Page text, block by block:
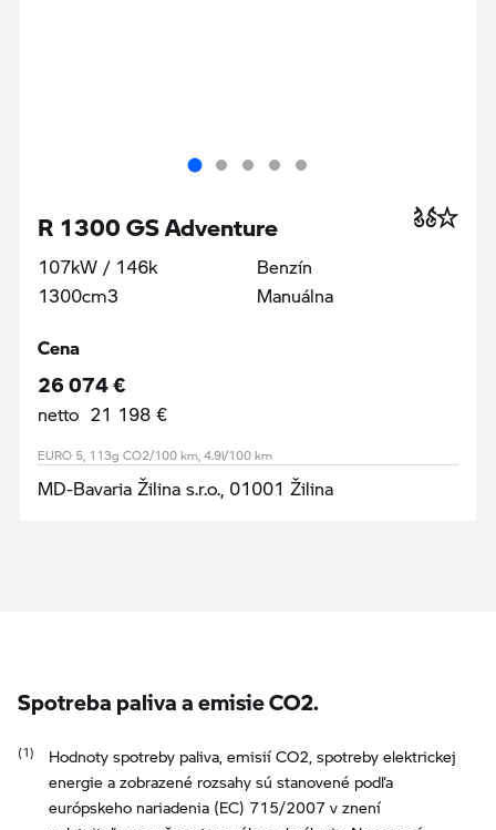
R 1300 GS Adventure
107kW / 146k
1300cm3
Benzín
Manuálna
Cena
26 074 €
netto 21 198 €
EURO 5, 113g CO2/100 km, 4.9l/100 km
MD-Bavaria Žilina s.r.o., 01001 Žilina
Spotreba paliva a emisie CO2.
Hodnoty spotreby paliva, emisií CO2, spotreby elektrickej
energie a zobrazené rozsahy sú stanovené podľa
európskeho nariadenia (EC) 715/2007 v znení